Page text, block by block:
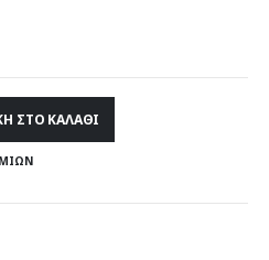
ΣΤΟ ΚΑΛΆΘΙ